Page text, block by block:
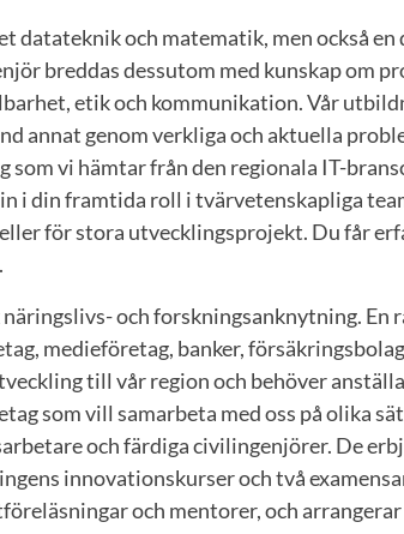
datateknik och matematik, men också
breddas dessutom med kunskap om
etik och kommunikation. Vår
annat genom verkliga och aktuella
vi hämtar från den regionala IT-
i din framtida roll i tvärvetenskapliga
för stora utvecklingsprojekt. Du får
och forskningsanknytning. En
medieföretag, banker,
till vår region och behöver
som vill samarbeta med oss på olika
och färdiga civilingenjörer. De
innovationskurser och två
och mentorer, och